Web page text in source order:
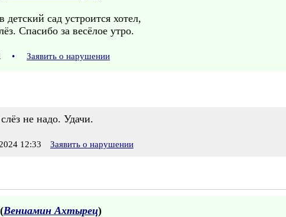
сад устроится хотел,
Спасибо за весёлое утро.
• Заявить о нарушении
не надо. Удачи.
12:33 Заявить о нарушении
Вениамин Ахтырец)